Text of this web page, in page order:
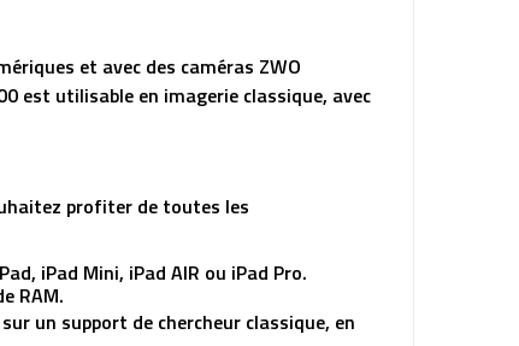
et avec des caméras ZWO
est utilisable en imagerie classique, avec
profiter de toutes les
iPad Mini, iPad AIR ou iPad Pro.
RAM.
un support de chercheur classique, en